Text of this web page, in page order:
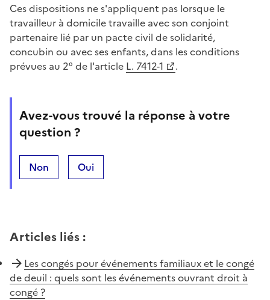
Ces dispositions ne s'appliquent pas lorsque le
travailleur à domicile travaille avec son conjoint
partenaire lié par un pacte civil de solidarité,
concubin ou avec ses enfants, dans les conditions
prévues au 2° de l'article L. 7412-1 .
Avez-vous trouvé la réponse à votre
question ?
Non Oui
Articles liés :
Les congés pour événements familiaux et le congé
de deuil : quels sont les événements ouvrant droit à
congé ?